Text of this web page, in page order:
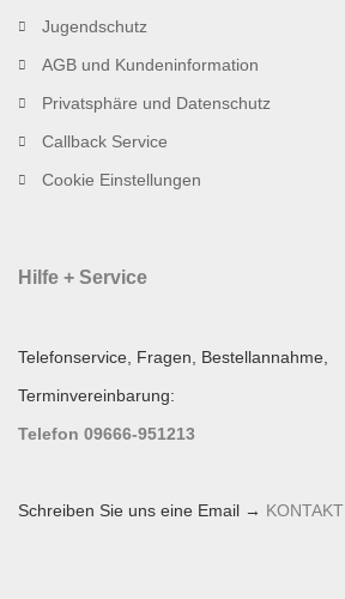
Jugendschutz
AGB und Kundeninformation
Privatsphäre und Datenschutz
Callback Service
Cookie Einstellungen
Hilfe + Service
Telefonservice, Fragen, Bestellannahme,
Terminvereinbarung:
Telefon 09666-951213
Schreiben Sie uns eine Email → KONTAKT